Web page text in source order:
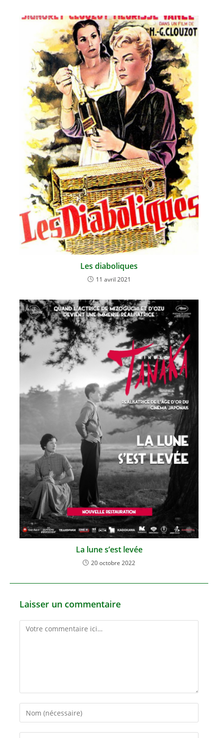
Les diaboliques
11 avril 2021
La lune s’est levée
20 octobre 2022
Laisser un commentaire
Comment
Enter
your
name